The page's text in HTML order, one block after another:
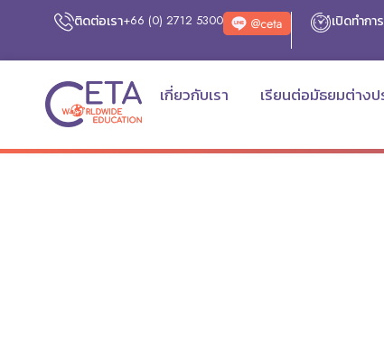
ติดต่อเรา+66 (0) 2712 5300 เปิดทำการ
เกี่ยวกับเรา เรียนต่อมัธยมต่างป